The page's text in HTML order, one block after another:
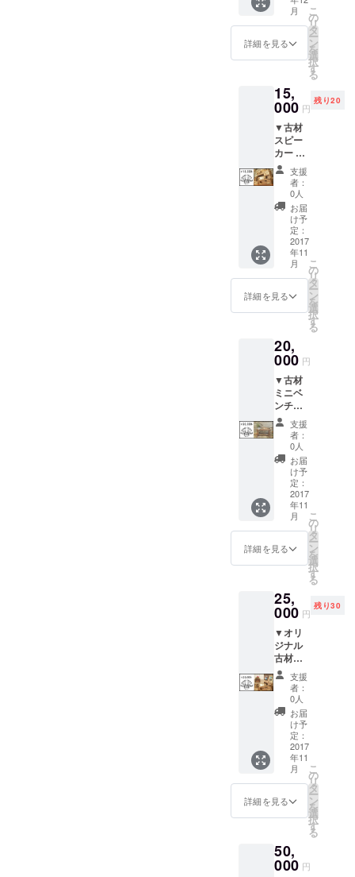
つ一つ
が全く
違う表
情をし
界に一
つしか
ない時
計で
す。 通
常
17,000
円のこ
ちらの
時計を
クラウ
ドファ
ンディ
ングの
ご支援
限定で
この価
まし
た。 写
メージ
です。
色味や
板それ
ぞれの
大きさ
は材料
によっ
て異な
るた
め、仕
上がり
は到着
を楽し
い！
月
詳細を見る
こ
の
リ
タ
ー
ン
を
選
択
す
る
15,
000 円
残り20
▼古材
スピー
カー 納
屋の構
造材で
100年以
上使わ
れてい
た木材
を使
用！ デ
ジタル
のス
ピー
カーと
温かく
て深い
音が特
徴！ 電
源いら
ずなの
でアウ
トドア
にも最
適です
よ サイ
ズ・色
などは
選べま
せんの
で、到
着まで
さい。
支援
者：
0人
お届
け予
定：
2017
年11
月
詳細を見る
こ
の
リ
タ
ー
ン
を
選
択
す
る
20,
000 円
▼古材
ミニベ
ンチ
ワーク
ショッ
プ参加
権 ２日
間で作
る古材
ミニベ
ンチの
ワーク
ショッ
プ（通
常
20,000
円で受
けられ
ます。
参加日
程につ
いて 後
日公開
するカ
レン
ダーに
てご希
望日を
選びご
予約く
ださ
い。
支援
者：
0人
お届
け予
定：
2017
年11
月
詳細を見る
こ
の
リ
タ
ー
ン
を
選
択
す
る
25,
000 円
残り30
▼オリ
ジナル
古材プ
ロダク
ト3点
セット
古材の
多肉
ポッ
ト、
フォト
フレー
ム、古
材ス
ピー
セット
です。
支援
者：
0人
お届
け予
定：
2017
年11
月
詳細を見る
こ
の
リ
タ
ー
ン
を
選
択
す
る
50,
000 円